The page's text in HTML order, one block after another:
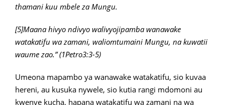
thamani kuu mbele za Mungu.
[5]Maana hivyo ndivyo walivyojipamba wanawake
watakatifu wa zamani, waliomtumaini Mungu, na kuwatii
waume zao.” (1Petro3:3-5)
Umeona mapambo ya wanawake watakatifu, sio kuvaa
hereni, au kusuka nywele, sio kutia rangi mdomoni au
kwenye kucha, hapana watakatifu wa zamani na wa